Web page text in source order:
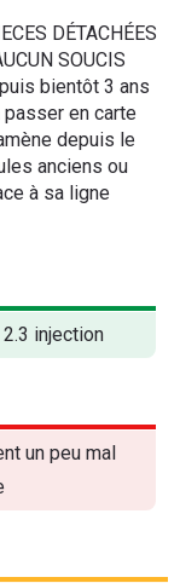
DÉTACHÉES
SOUCIS
bientôt 3 ans
en carte
depuis le
anciens ou
à sa ligne
injection
un peu mal